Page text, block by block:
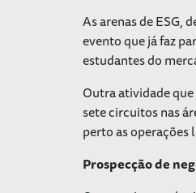
As arenas de ESG,
evento que já faz
estudantes do
Outra atividade
sete circuitos nas
perto as operações
Prospecção de